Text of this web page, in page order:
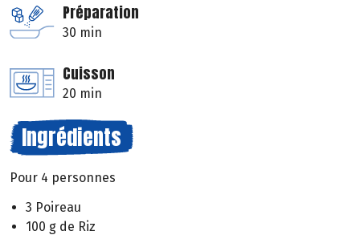
Préparation
30 min
Cuisson
20 min
Ingrédients
Pour 4 personnes
3 Poireau
100 g de Riz